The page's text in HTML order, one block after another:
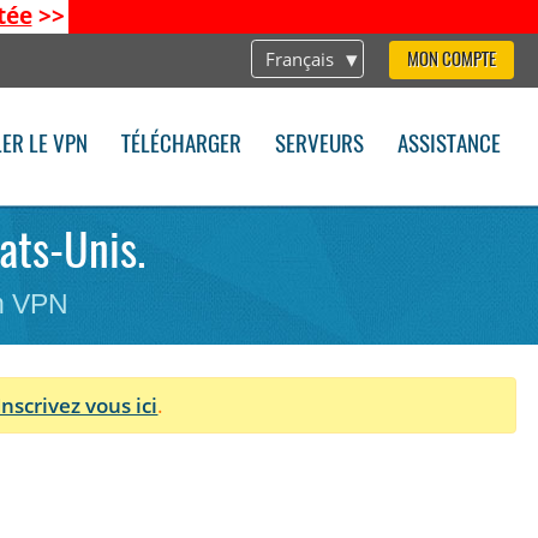
>>
Français MON COMPTE
LE VPN TÉLÉCHARGER SERVEURS ASSISTANCE
Unis.
VPN
vous ici.